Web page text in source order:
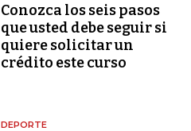
Conozca los seis pasos
que usted debe seguir si
quiere solicitar un
crédito este curso
DEPORTE